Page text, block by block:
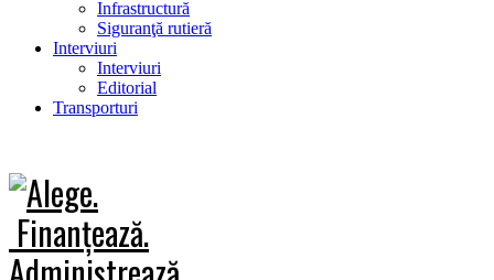
Infrastructură
Siguranţă rutieră
Interviuri
Interviuri
Editorial
Transporturi